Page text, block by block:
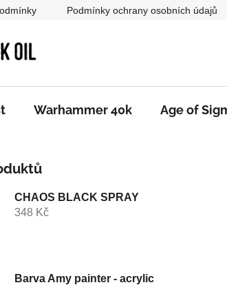
Podmínky ochrany osobních údajů
Warhammer 40k Age of
CHAOS BLACK SPRAY
348 Kč
Barva Amy painter - acrylic